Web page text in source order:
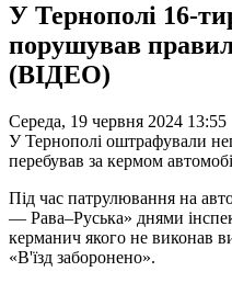
У Тернополі 16-
порушував
(ВІДЕО)
Середа, 19 червня 2024 13:55
У Тернополі оштрафували
перебував за кермом
Під час патрулювання на
— Рава–Руська» днями
керманич якого не виконав
«В'їзд заборонено».